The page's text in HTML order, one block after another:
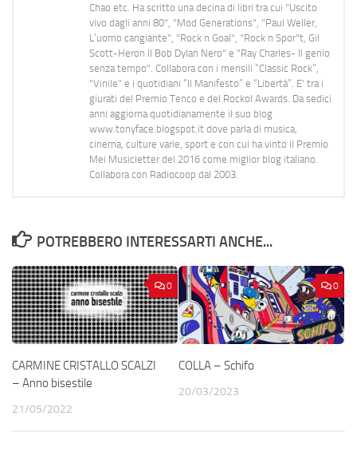
Chao etc. Ha scritto una decina di libri tra cui "Uscito
vivo dagli anni 80", "Mod Generations", "Paul Weller,
L’uomo cangiante", "Rock n Goal", "Rock n Spor"t, Gil
Scott-Heron Il Bob Dylan Nero" e "Ray Charles- Il genio
senza tempo". Collabora con i mensili “Classic Rock”,
"Vinile" e i quotidiani “Il Manifesto” e “Libertà”. E' tra i
giurati del Premio Tenco e del Rockol Awards. Da sedici
anni aggiorna quotidianamente il suo blog
www.tonyface.blogspot.it dove parla di musica,
cinema, culture varie, sport e con cui ha vinto il Premio
Mei Musicletter del 2016 come miglior blog italiano.
Collabora con Radiocoop dal 2003.
POTREBBERO INTERESSARTI ANCHE...
0
CARMINE CRISTALLO SCALZI
– Anno bisestile
21/05/2022
0
COLLA – Schifo
20/03/2023